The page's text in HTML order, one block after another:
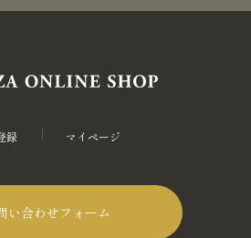
録 マイページ
い合わせフォーム